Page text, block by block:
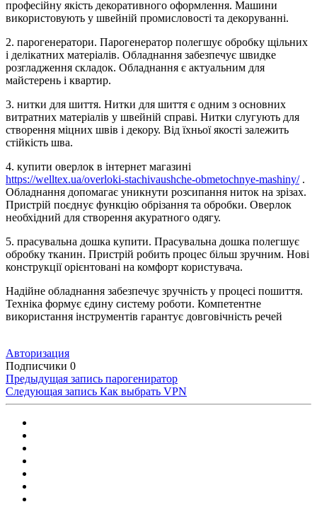
професійну якість декоративного оформлення. Машини
використовують у швейній промисловості та декоруванні.
2. парогенератори. Парогенератор полегшує обробку щільних
і делікатних матеріалів. Обладнання забезпечує швидке
розгладження складок. Обладнання є актуальним для
майстерень і квартир.
3. нитки для шиття. Нитки для шиття є одним з основних
витратних матеріалів у швейній справі. Нитки слугують для
створення міцних швів і декору. Від їхньої якості залежить
стійкість шва.
4. купити оверлок в інтернет магазині
https://welltex.ua/overloki-stachivaushche-obmetochnye-mashiny/.
Обладнання допомагає уникнути розсипання ниток на зрізах.
Пристрій поєднує функцію обрізання та обробки. Оверлок
необхідний для створення акуратного одягу.
5. прасувальна дошка купити. Прасувальна дошка полегшує
обробку тканин. Пристрій робить процес більш зручним. Нові
конструкції орієнтовані на комфорт користувача.
Надійне обладнання забезпечує зручність у процесі пошиття.
Техніка формує єдину систему роботи. Компетентне
використання інструментів гарантує довговічність речей
Авторизация
Подписчики 0
Предыдущая запись парогениратор
Следующая запись Как выбрать VPN